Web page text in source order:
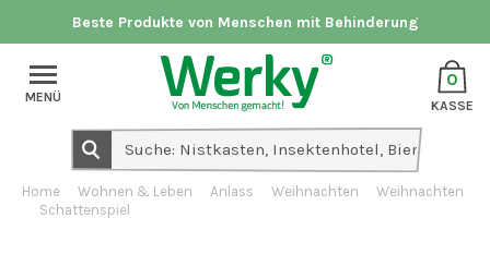
Beste Produkte von Menschen mit Behinderung
0
KASSE
MENÜ
Home Wohnen & Leben Anlass Weihnachten
Weihnachten
Schattenspiel